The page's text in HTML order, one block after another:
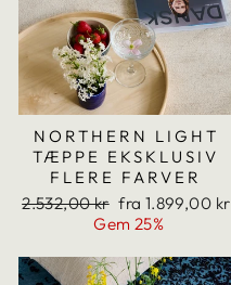
NORTHERN LIGHT
TÆPPE EKSKLUSIV
FLERE FARVER
Translation
2.532,00 kr Translation
missing:
fra 1.899,00 kr
Gem 25%